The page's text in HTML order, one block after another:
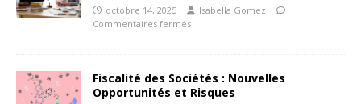
octobre 14, 2025
Isabella Gomez
Commentaires fermés
Fiscalité des Sociétés : Nouvelles
Opportunités et Risques